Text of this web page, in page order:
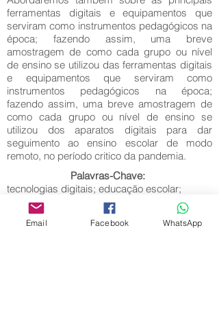
ferramentas digitais e equipamentos que
serviram como instrumentos pedagógicos na
época; fazendo assim, uma breve
amostragem de como cada grupo ou nível
de ensino se utilizou das ferramentas digitais
e equipamentos que serviram como
instrumentos pedagógicos na época;
fazendo assim, uma breve amostragem de
como cada grupo ou nível de ensino se
utilizou dos aparatos digitais para dar
seguimento ao ensino escolar de modo
remoto, no período critico da pandemia.
Palavras-Chave:
tecnologias digitais; educação escolar;
pandemia; Covid 19; professores; alunos.
Email Facebook WhatsApp